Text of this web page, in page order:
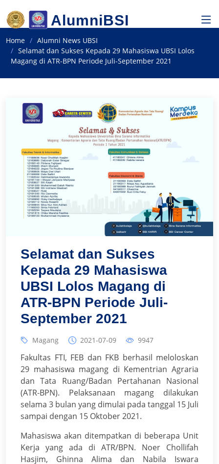
AlumniBSI
Home
Alumni News UBSI
Selamat dan Sukses Kepada 29 Mahasiswa UBSI Lolos
Magang di ATR-BPN Periode Juli-September 2021
Selamat dan Sukses
Kepada 29 Mahasiswa
UBSI Lolos Magang di
ATR-BPN Periode Juli-
September 2021
Magang 2021-07-09 9947
Fakultas FTI, FEB dan FKB berhasil meloloskan
29 mahasiswa magang di Kementrian Agraria
dan Tata Ruang/Badan Pertahanan Nasional
(ATR-BPN). Pelaksanaan magang dilakukan
selama 3 bulan yang dimulai pada tanggal 15 Juli
sampai dengan 15 Oktober 2021.
Mahasiswa akan ditempatkan di beberapa Unit
Kerja yang ada di ATR/BPN. Noer Chollifah
Hasjim, Ghinna Alima dan Nabila Iswara